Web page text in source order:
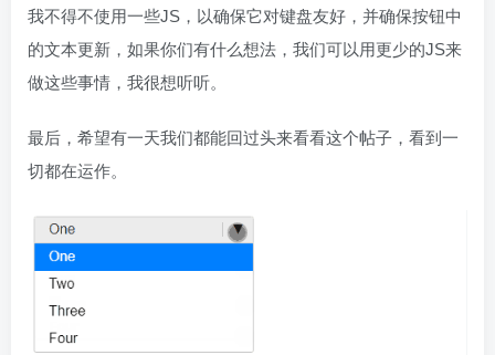
我不得不使用一些JS，以确保它对键盘友好，并确保按钮中
的文本更新，如果你们有什么想法，我们可以用更少的JS来
做这些事情，我很想听听。
最后，希望有一天我们都能回过头来看看这个帖子，看到一
切都在运作。